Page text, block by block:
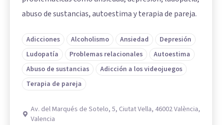
abuso de sustancias, autoestima y terapia de pareja.
Adicciones Alcoholismo Ansiedad
Depresión
Ludopatía
Problemas relacionales
Autoestima
Abuso de sustancias
Adicción a los videojuegos
Terapia de pareja
Av. del Marqués de Sotelo, 5, Ciutat Vella, 46002 València,
Valencia